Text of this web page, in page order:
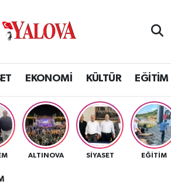
EKONOMİ KÜLTÜR EĞİTİM
ALTINOVA SİYASET EĞİTİM
Eczaneler
Vakitleri
Haritası